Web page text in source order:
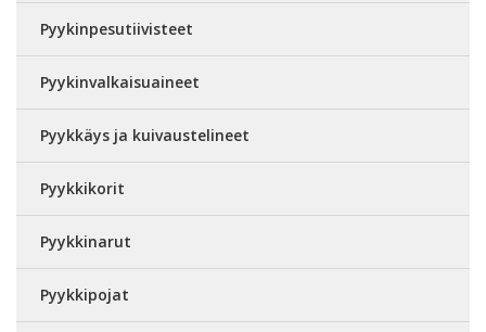
Pyykinpesutiivisteet
Pyykinvalkaisuaineet
Pyykkäys ja kuivaustelineet
Pyykkikorit
Pyykkinarut
Pyykkipojat